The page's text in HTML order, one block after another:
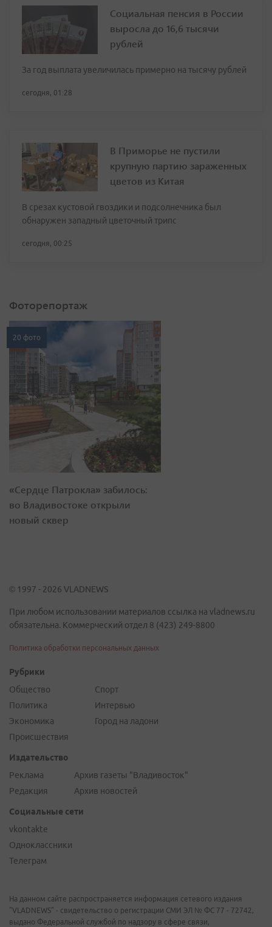
Социальная пенсия в России
выросла до 16,6 тысячи
рублей
За год выплата увеличилась примерно на тысячу рублей
сегодня, 01:28
В Приморье не пустили
крупную партию зараженных
цветов из Китая
В срезах кустовой гвоздики и подсолнечника был
обнаружен западный цветочный трипс
сегодня, 00:25
Фоторепортаж
20 фото
«Сердце Патрокла» забилось:
во Владивостоке открыли
новый сквер
© 1997 - 2026 VLADNEWS
При любом использовании материалов ссылка на vladnews.ru
обязательна. Коммерческий отдел 8 (423) 249-8800
Политика обработки персональных данных
Рубрики
Общество
Политика
Экономика
Происшествия
Спорт
Интервью
Город на ладони
Издательство
Реклама
Редакция
Архив газеты "Владивосток"
Архив новостей
Социальные сети
vkontakte
Одноклассники
Телеграм
На данном сайте распространяется информация сетевого издания
"VLADNEWS" - свидетельство о регистрации СМИ ЭЛ № ФС 77 - 72742,
выдано Федеральной службой по надзору в сфере связи,